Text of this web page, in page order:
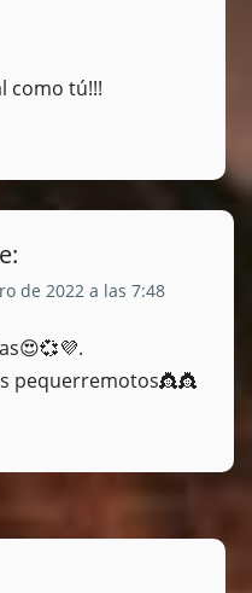
como tú!!!
de 2022 a las 7:48
pequerremotos👸👸